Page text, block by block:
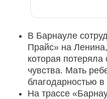
В Барнауле
Прайс» на
которая
чувства. Мать
благодарностью в
На трассе